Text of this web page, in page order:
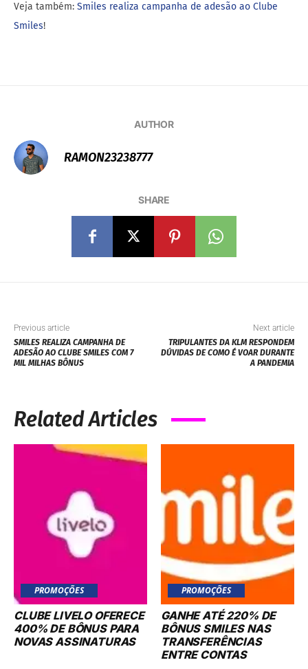
Veja também: Smiles realiza campanha de adesão ao Clube
Smiles!
AUTHOR
RAMON23238777
SHARE
Previous article
SMILES REALIZA CAMPANHA DE
ADESÃO AO CLUBE SMILES COM 7
MIL MILHAS BÔNUS
Next article
TRIPULANTES DA KLM RESPONDEM
DÚVIDAS DE COMO É VOAR DURANTE
A PANDEMIA
Related Articles
PROMOÇÕES
CLUBE LIVELO OFERECE
400% DE BÔNUS PARA
NOVAS ASSINATURAS
PROMOÇÕES
GANHE ATÉ 220% DE
BÔNUS SMILES NAS
TRANSFERÊNCIAS
ENTRE CONTAS